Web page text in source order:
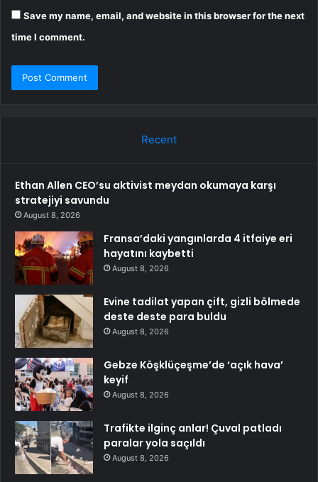
Save my name, email, and website in this browser for the next
time I comment.
Recent
Ethan Allen CEO’su aktivist meydan okumaya karşı
stratejiyi savundu
August 8, 2026
Fransa’daki yangınlarda 4 itfaiye eri
hayatını kaybetti
August 8, 2026
Evine tadilat yapan çift, gizli bölmede
deste deste para buldu
August 8, 2026
Gebze Köşklüçeşme’de ‘açık hava’
keyif
August 8, 2026
Trafikte ilginç anlar! Çuval patladı
paralar yola saçıldı
August 8, 2026